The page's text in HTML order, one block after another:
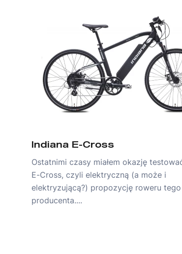
Indiana E-Cross
Ostatnimi czasy miałem okazję
E-Cross, czyli elektryczną (a może i
elektryzującą?) propozycję roweru tego
producenta....